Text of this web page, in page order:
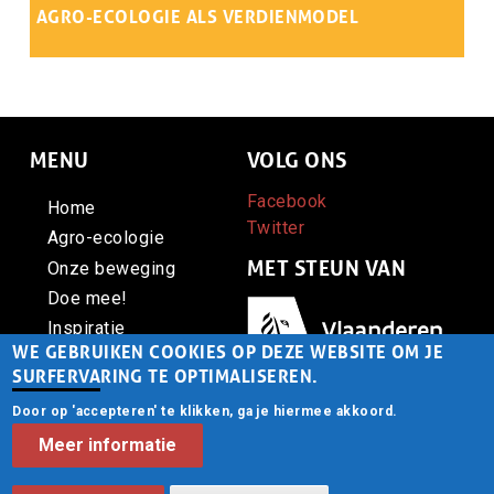
AGRO-ECOLOGIE ALS VERDIENMODEL
voor bodem, milieu en klimaat deel uitmaken van het
Rikolto.
MENU
Home
Agro-ecologie
Onze beweging
Doe mee!
Inspiratie
Contact
CONTACT
VOLG ONS
Facebook
Twitter
MET STEUN VAN
Afbeelding
© Voedsel Anders vzw -
WE GEBRUIKEN COOKIES OP DEZE WEBSITE OM JE
SURFERVARING TE OPTIMALISEREN.
Door op 'accepteren' te klikken, ga je hiermee akkoord.
Meer informatie